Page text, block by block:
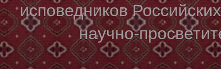
исповедников
научно-